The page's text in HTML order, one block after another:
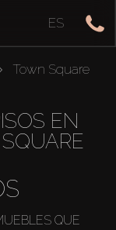
ES
Town Square
EN
QUE